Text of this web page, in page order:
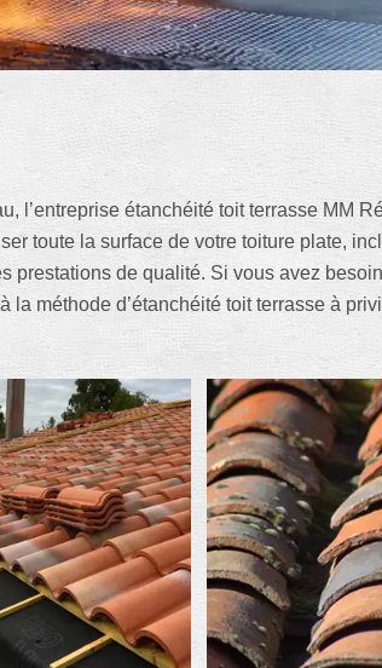
l’entreprise étanchéité toit terrasse MM
toute la surface de votre toiture plate,
prestations de qualité. Si vous avez
la méthode d’étanchéité toit terrasse à